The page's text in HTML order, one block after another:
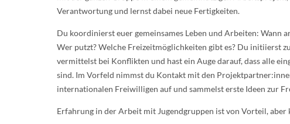
Verantwortung und lernst dabei neue Fertigkeiten.
Du koordinierst euer gemeinsames Leben und Arbeiten: Wann
Wer putzt? Welche Freizeitmöglichkeiten gibt es? Du initiierst
vermittelst bei Konflikten und hast ein Auge darauf, dass alle
sind. Im Vorfeld nimmst du Kontakt mit den
internationalen Freiwilligen auf und sammelst erste Ideen zur
Erfahrung in der Arbeit mit Jugendgruppen ist von Vorteil, aber